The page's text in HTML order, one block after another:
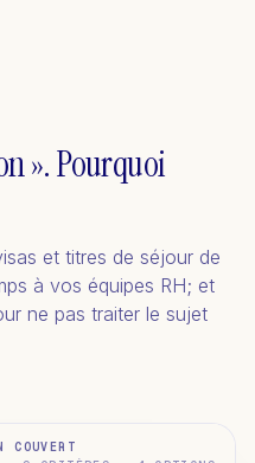
». Pourquoi
et titres de séjour de
à vos équipes RH; et
ne pas traiter le sujet
COUVERT